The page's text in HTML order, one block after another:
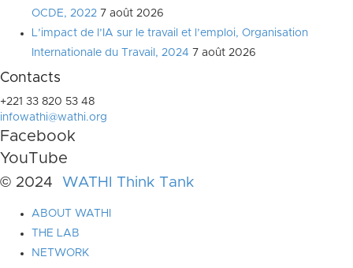
OCDE, 2022 7 août 2026
L’impact de l’IA sur le travail et l’emploi, Organisation
Internationale du Travail, 2024 7 août 2026
Contacts
+221 33 820 53 48
infowathi@wathi.org
Facebook
YouTube
© 2024 WATHI Think Tank
ABOUT WATHI
THE LAB
NETWORK